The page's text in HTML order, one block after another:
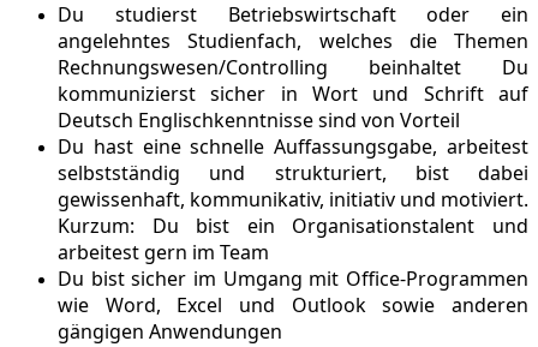
Du studierst Betriebswirtschaft oder ein
angelehntes Studienfach, welches die Themen
Rechnungswesen/Controlling beinhaltet Du
kommunizierst sicher in Wort und Schrift auf
Deutsch Englischkenntnisse sind von Vorteil
Du hast eine schnelle Auffassungsgabe, arbeitest
selbstständig und strukturiert, bist dabei
gewissenhaft, kommunikativ, initiativ und motiviert.
Kurzum: Du bist ein Organisationstalent und
arbeitest gern im Team
Du bist sicher im Umgang mit Office-Programmen
wie Word, Excel und Outlook sowie anderen
gängigen Anwendungen